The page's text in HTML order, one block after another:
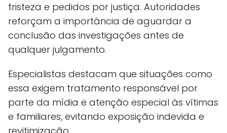
tristeza e pedidos por justiça. Autoridades
reforçam a importância de aguardar a
conclusão das investigações antes de
qualquer julgamento.
Especialistas destacam que situações como
essa exigem tratamento responsável por
parte da mídia e atenção especial às vítimas
e familiares, evitando exposição indevida e